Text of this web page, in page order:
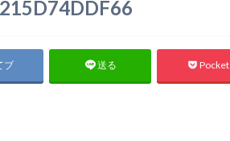
ブ 送る Pocket